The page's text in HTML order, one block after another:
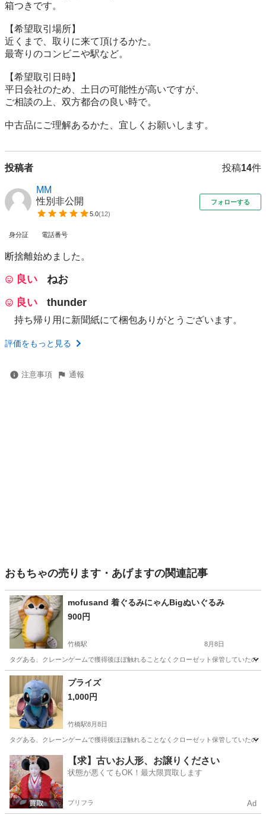
箱つきです。
【希望取引場所】
近くまで、取りに来て頂けるかた。
最寄りのコンビニや駅など。
【希望取引日時】
平日会社のため、土日の可能性が高いですが、
ご相談の上、双方都合の良い時で。
中古品にご理解あるかた、宜しくお願いします。
投稿者 投稿14件
MM
性別非公開
5.0(12)
フォローする
身分証 電話番号
断捨離始めました。
良い
ねお
良い
thunder
持ち帰り用に新聞紙にて梱包ありがとうございます。
評価をもっと見る
注意事項 通報
おもちゃの売ります・あげますの関連記事
mofusand 着ぐるみにゃんBigぬいぐるみ
900円
竹橋駅 8月8日
タグある、クレーンゲームで獲得後ほぼ触れることなくクローゼット保管していたの
東京 千代田区 竹橋駅
プライズ
1,000円
竹橋駅8月8日
タグある、クレーンゲームで獲得後ほぼ触れることなくクローゼット保管していたの
東京 千代田区 竹橋駅 おもちゃ
【求】古いお人形、お譲りください
状態が悪くてもOK！最大限買取します
プリフラ Ad